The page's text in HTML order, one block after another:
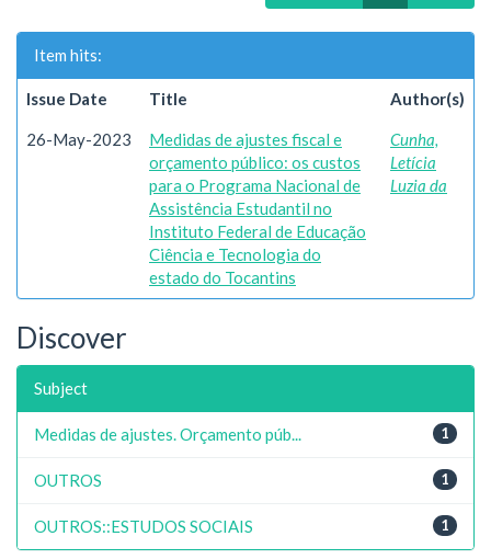
Item hits:
Issue Date Title Author(s)
26-May-2023
Medidas de ajustes fiscal e
orçamento público: os custos
para o Programa Nacional de
Assistência Estudantil no
Instituto Federal de Educação
Ciência e Tecnologia do
estado do Tocantins
Cunha,
Letícia
Luzia da
Discover
Subject
1
Medidas de ajustes. Orçamento púb...
1
OUTROS
1
OUTROS::ESTUDOS SOCIAIS